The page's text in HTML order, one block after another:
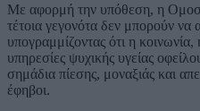
Με αφορμή την υπόθεση, η
τέτοια γεγονότα δεν μπορούν να
υπογραμμίζοντας ότι η κοινωνία,
υπηρεσίες ψυχικής υγείας
σημάδια πίεσης, μοναξιάς και
έφηβοι.